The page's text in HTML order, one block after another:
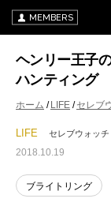
MEMBERS
ヘンリー王子
ハンティング
ホーム LIFE セレブ
LIFE セレブウォッ
2018.10.19
ブライトリング